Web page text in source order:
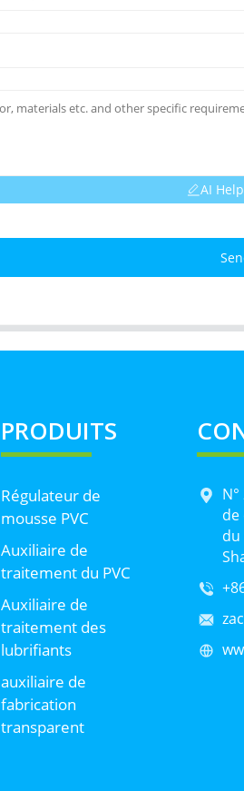
AI
PRODUITS
Régulateur de
mousse PVC
Auxiliaire de
traitement du PVC
Auxiliaire de
traitement des
lubrifiants
auxiliaire de
fabrication
transparent
de
du